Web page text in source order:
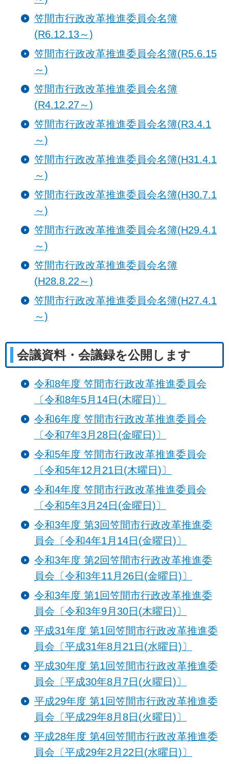
笠間市行政改革推進委員会名簿
(R6.12.13～)
笠間市行政改革推進委員会名簿(R5.6.15
～)
笠間市行政改革推進委員会名簿
(R4.12.27～)
笠間市行政改革推進委員会名簿(R3.4.1
～)
笠間市行政改革推進委員会名簿(H31.4.1
～)
笠間市行政改革推進委員会名簿(H30.7.1
～)
笠間市行政改革推進委員会名簿(H29.4.1
～)
笠間市行政改革推進委員会名簿
(H28.8.22～)
笠間市行政改革推進委員会名簿(H27.4.1
～)
会議資料・会議録を公開します
令和8年度 笠間市行政改革推進委員会
〔令和8年5月14日(木曜日)〕
令和6年度 笠間市行政改革推進委員会
〔令和7年3月28日(金曜日)〕
令和5年度 笠間市行政改革推進委員会
〔令和5年12月21日(木曜日)〕
令和4年度 笠間市行政改革推進委員会
〔令和5年3月24日(金曜日)〕
令和3年度 第3回笠間市行政改革推進委
員会〔令和4年1月14日(金曜日)〕
令和3年度 第2回笠間市行政改革推進委
員会〔令和3年11月26日(金曜日)〕
令和3年度 第1回笠間市行政改革推進委
員会〔令和3年9月30日(木曜日)〕
平成31年度 第1回笠間市行政改革推進委
員会〔平成31年8月21日(水曜日)〕
平成30年度 第1回笠間市行政改革推進委
員会〔平成30年8月7日(火曜日)〕
平成29年度 第1回笠間市行政改革推進委
員会〔平成29年8月8日(火曜日)〕
平成28年度 第4回笠間市行政改革推進委
員会〔平成29年2月22日(水曜日)〕